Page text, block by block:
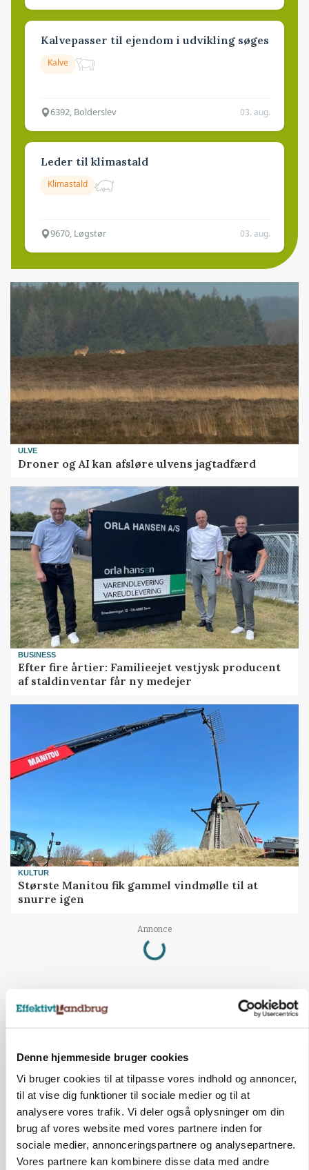
Denne hjemmeside bruger cookies
Vi bruger cookies til at tilpasse vores indhold og annoncer,
til at vise dig funktioner til sociale medier og til at
analysere vores trafik. Vi deler også oplysninger om din
brug af vores website med vores partnere inden for
sociale medier, annonceringspartnere og analysepartnere.
Vores partnere kan kombinere disse data med andre
Kalvepasser til ejendom i udvikling søges
Kalve
6392, Bolderslev 03. aug.
Leder til klimastald
Klimastald
9670, Løgstør 03. aug.
ULVE
Droner og AI kan afsløre ulvens jagtadfærd
BUSINESS
Efter fire årtier: Familieejet vestjysk producent
af staldinventar får ny medejer
KULTUR
Største Manitou fik gammel vindmølle til at
snurre igen
Annonce
Loading...
BUSINESS